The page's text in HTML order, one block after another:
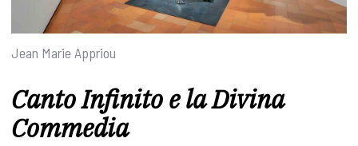
Jean Marie Appriou
Canto Infinito e la Divina
Commedia